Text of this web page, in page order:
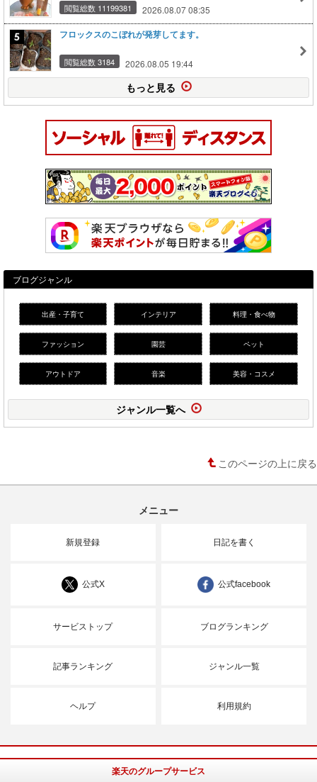
閲覧総数 11199381 2026.08.07 08:35
フロックスのこぼれが発芽してます。
閲覧総数 3184 2026.08.05 19:44
もっと見る
ブログジャンル
出産・子育て インテリア 料理・食べ物
ファッション 園芸 ペット
アウトドア 音楽 美容・コスメ
ジャンル一覧へ
このページの上に戻る
メニュー
新規登録 日記を書く
公式X 公式facebook
サービストップ ブログランキング
記事ランキング ジャンル一覧
ヘルプ 利用規約
楽天のグループサービス